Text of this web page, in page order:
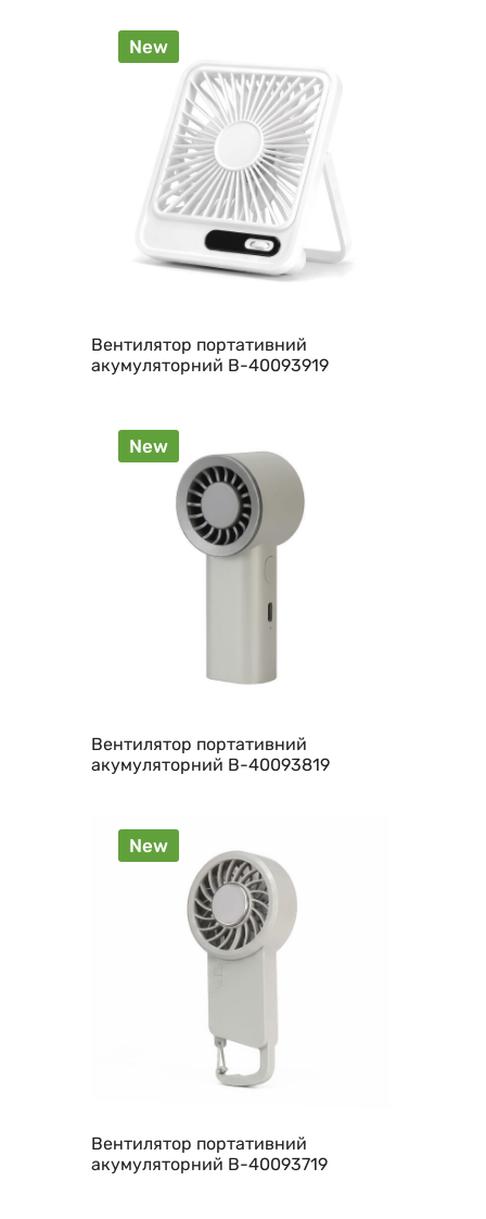
New
Вентилятор портативний
акумуляторний B-40093919
New
Вентилятор портативний
акумуляторний B-40093819
New
Вентилятор портативний
акумуляторний B-40093719